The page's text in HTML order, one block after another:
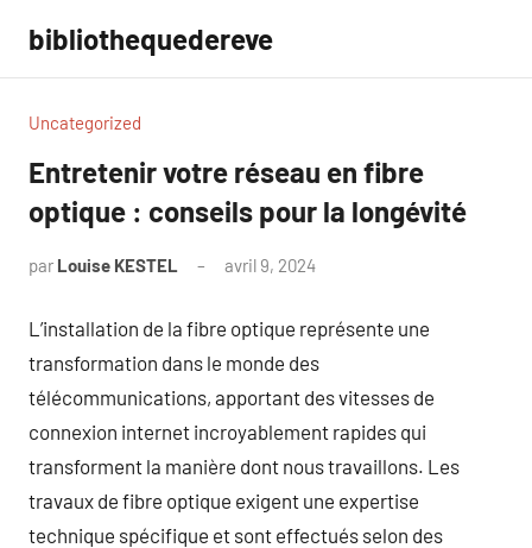
contenu
bibliothequedereve
Uncategorized
Entretenir votre réseau en fibre
optique : conseils pour la longévité
par Louise KESTEL avril 9, 2024
L’installation de la fibre optique représente une
transformation dans le monde des
télécommunications, apportant des vitesses de
connexion internet incroyablement rapides qui
transforment la manière dont nous travaillons. Les
travaux de fibre optique exigent une expertise
technique spécifique et sont effectués selon des